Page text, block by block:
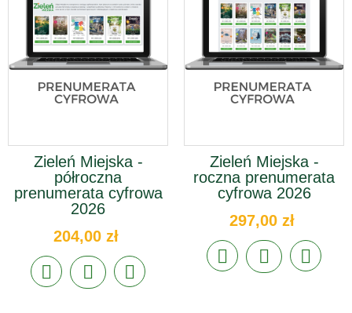
Zieleń Miejska -
półroczna
prenumerata cyfrowa
2026
204,00 zł
Zieleń Miejska -
roczna prenumerata
cyfrowa 2026
297,00 zł